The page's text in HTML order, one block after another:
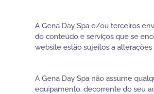
A Gena Day Spa e/ou terceiros
do conteúdo e serviços que se
website estão sujeitos a alterações
A Gena Day Spa não assume
equipamento, decorrente do seu